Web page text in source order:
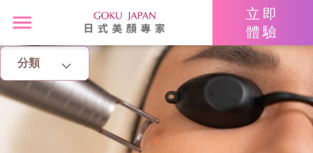
立即
體驗
分類
主頁